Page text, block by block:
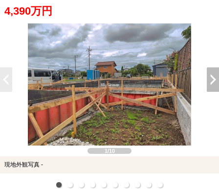
4,390万円
1/10
現地外観写真 -